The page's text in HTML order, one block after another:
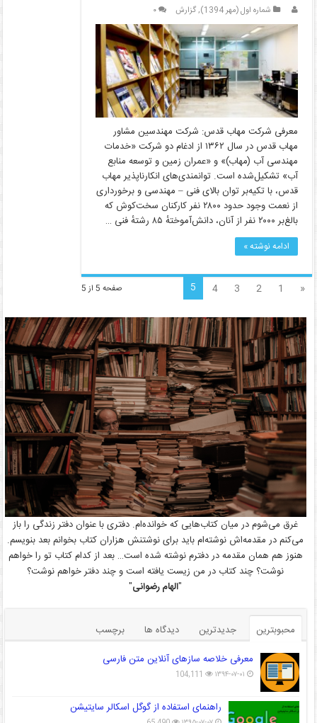
شماره اول (مهر 1394) ,گزارش ۰
معرفی شرکت مهاب قدس: شرکت مهندسین مشاور
مهاب قدس در سال ۱۳۶۲ از ادغام دو شرکت «خدمات
مهندسی آب (مهاب)» و «عمران زمین و توسعه منابع
آب» تشکیل‌شده است. توانمندی‌های انکارناپذیر مهاب
قدس، با تکیه‌بر توان بالای فنی – مهندسی و برخورداری
از نعمت وجود حدود ۲۸۰۰ نفر کارکنان سخت‌کوش که
بالغ‌بر ۲۰۰۰ نفر از آنان، دانش‌آموختهٔ ۸۵ رشتهٔ فنی …
ادامه نوشته »
صفحه 5 از 5 «
1
2
3
4
5
غرق می‌شوم در میان کتاب‌هایی که خوانده‌ام. دفتری با عنوان دفتر زندگی را باز
می‌کنم در مقدمه‌اش نوشته‌ام باید برای نوشتنش هزاران کتاب بخوانم بعد بنویسم.
هنوز هم همان مقدمه در دفترم نوشته شده است… بعد از کدام کتاب تو را خواهم
نوشت؟ چند کتاب در من زیست یافته است و چند دفتر خواهم نوشت؟
"الهام رضوانی"
محبوبترین جدیدترین دیدگاه ها
برچسب
معرفی خلاصه سازهای آنلاین متن فارسی
۱۳۹۴-۰۷-۰۱ 104,111
راهنمای استفاده از گوگل اسکالر سایتیشن